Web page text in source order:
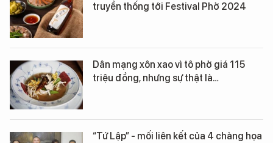
truyền thống tới Festival Phở 2024
Dân mạng xôn xao vì tô phở giá 115
triệu đồng, nhưng sự thật là…
“Tứ Lập” - mối liên kết của 4 chàng họa